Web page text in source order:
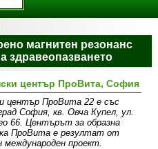
магнитен резонанс
здравеопазването
център ПроВита, София
център ПроВита 22 е със
София, кв. Овча Купел, ул.
66. Центърът за образна
ПроВита e резултат от
международен проект.